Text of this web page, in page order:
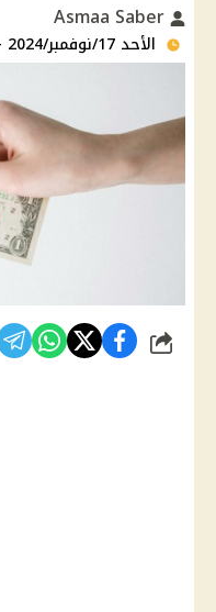
الأحد 17/نوفمبر/2024 - 02:16 م
شارك